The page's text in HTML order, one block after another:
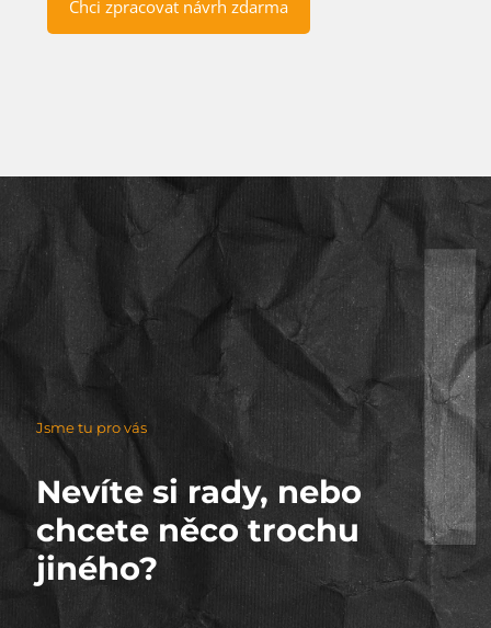
Jsme tu pro vás
Nevíte si rady, nebo
chcete něco trochu
jiného?